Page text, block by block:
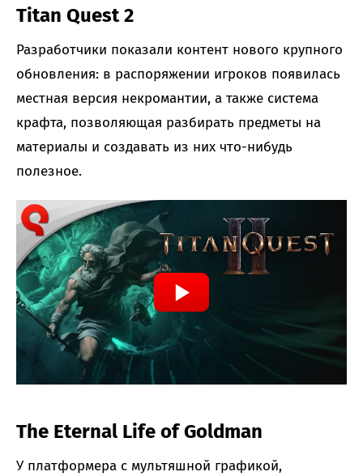
Titan Quest 2
Разработчики показали контент нового крупного
обновления: в распоряжении игроков появилась
местная версия некромантии, а также система
крафта, позволяющая разбирать предметы на
материалы и создавать из них что-нибудь
полезное.
The Eternal Life of Goldman
У платформера с мультяшной графикой,